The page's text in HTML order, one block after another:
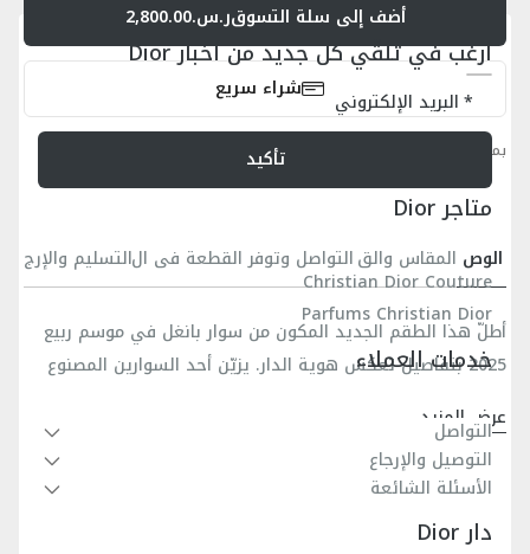
أضف إلى سلة التسوقر.س.2,800.00
شراء سريع
بمجرد إجراء طلبيتك، أنت توافق علىشروط الخدمة
الوص
ف
المقاس والق
صة
التواصل وتوفر القطعة في ال
متجر
التسليم والإرج
اع
أطلّ هذا الطقم الجديد المكون من سوار بانغل في موسم ربيع
2025 بتفاصيل تعكس هوية الدار. يزيّن أحد السوارين المصنوع
المحفور، بينما يتميّز السوار الآخر المصنوع من النحاس الفضّي
بتصميم انسيابي يزينه توقيع CD Icon بتصميم زخرفي مفرّغ.
يمكن تنسيق طقم السوارين البانغل مع ابتكارات أخرى مزيّنة
بنمط ديور أوبليك لتكتمل روعة الإطلالة.
نمط ديور أوبليك محفور
توقيع CD Icon بتصميم زخرفي مفرّغ
توقيع Dior محفور في الناحية الداخلية
نحاس فضّي ونحاس مُعالج بطبقة من الروثينيوم
عرض المزيد
أرغب في تلقّي كل جديد من أخبار Dior
البريد الإلكتروني
تأكيد
متاجر Dior
Christian Dior Couture
Parfums Christian Dior
خدمات العملاء
التواصل
التوصيل والإرجاع
الأسئلة الشائعة
دار Dior